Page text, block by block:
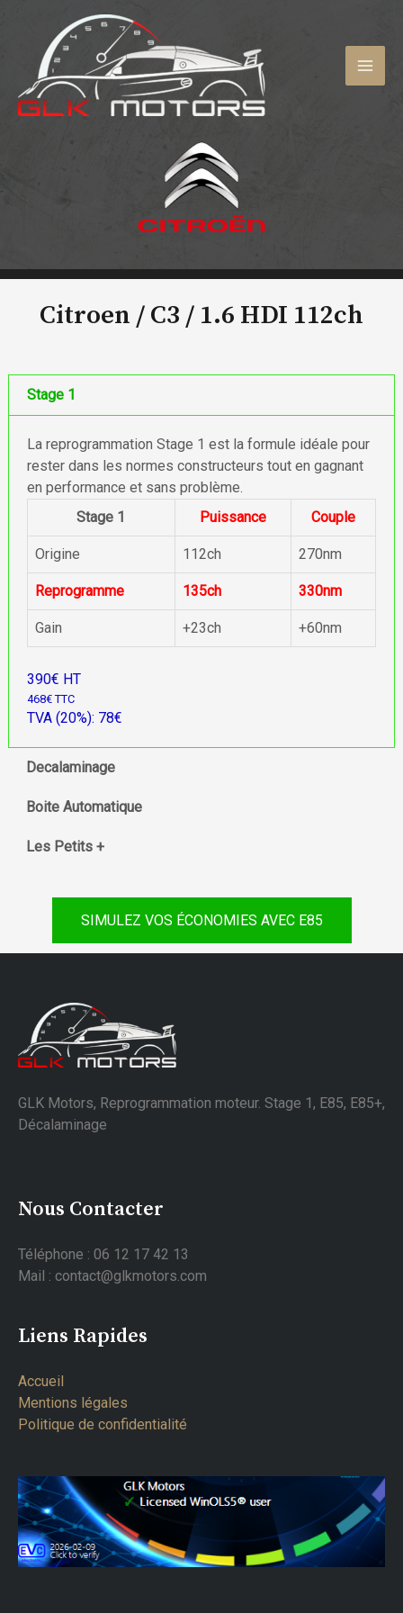
contenu
Citroen / C3 / 1.6 HDI 112ch
Stage 1
La reprogrammation Stage 1 est la formule idéale pour
rester dans les normes constructeurs tout en gagnant
en performance et sans problème.
Stage 1
Puissance Couple
Origine 112ch 270nm
Reprogramme 135ch 330nm
Gain +23ch +60nm
390€ HT
468€ TTC
TVA (20%): 78€
Decalaminage
Boite Automatique
Les Petits +
SIMULEZ VOS ÉCONOMIES AVEC E85
GLK Motors, Reprogrammation moteur. Stage 1, E85, E85+,
Décalaminage
Nous Contacter
Téléphone : 06 12 17 42 13
Mail : contact@glkmotors.com
Liens Rapides
Accueil
Mentions légales
Politique de confidentialité